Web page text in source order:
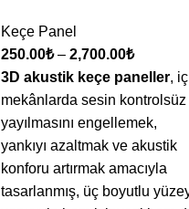
Keçe Panel
250.00₺ – 2,700.00₺
3D akustik keçe paneller, iç
mekânlarda sesin kontrolsüz
yayılmasını engellemek,
yankıyı azaltmak ve akustik
konforu artırmak amacıyla
tasarlanmış, üç boyutlu